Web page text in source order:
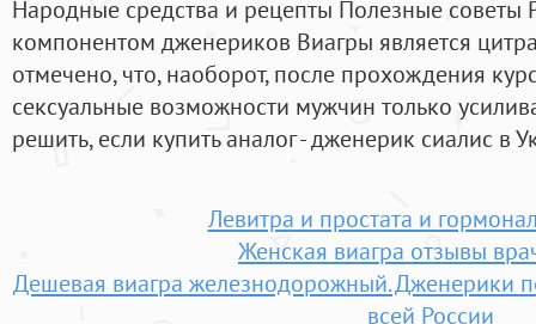
Народные средства и рецепты Полезные советы
компонентом дженериков Виагры является
отмечено, что, наоборот, после прохождения
сексуальные возможности мужчин только
решить, если купить аналог - дженерик сиалис в
Левитра и простата и
Женская виагра отзывы
Дешевая виагра железнодорожный. Дженерики
всей России